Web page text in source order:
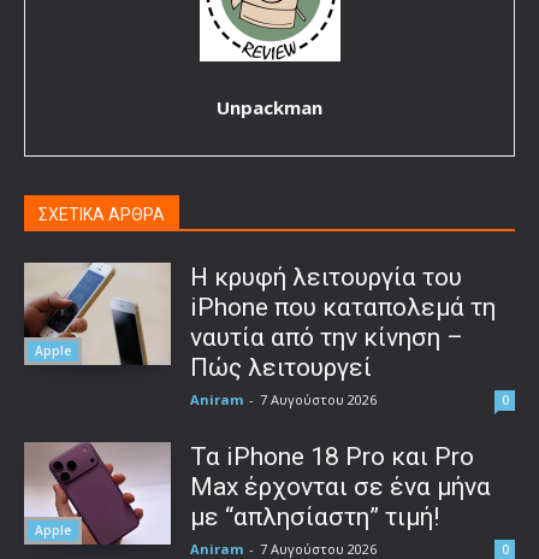
Unpackman
ΣΧΕΤΙΚΑ ΑΡΘΡΑ
Apple
Η κρυφή λειτουργία του
iPhone που καταπολεμά τη
ναυτία από την κίνηση –
Πώς λειτουργεί
Aniram - 7 Αυγούστου 2026 0
Apple
Τα iPhone 18 Pro και Pro
Max έρχονται σε ένα μήνα
με “απλησίαστη” τιμή!
Aniram - 7 Αυγούστου 2026 0